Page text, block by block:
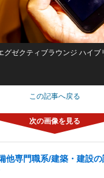
グゼクティブラウンジ ハイ
この記事へ戻る
他専門職系/建築・建設